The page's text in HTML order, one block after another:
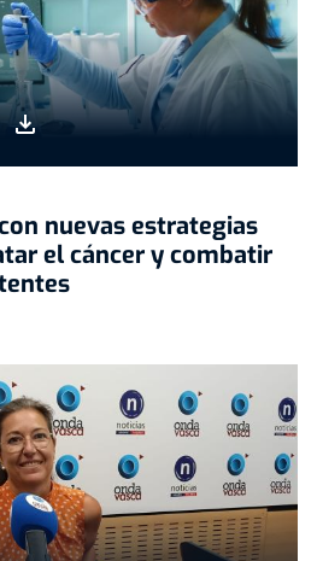
nuevas estrategias
el cáncer y combatir